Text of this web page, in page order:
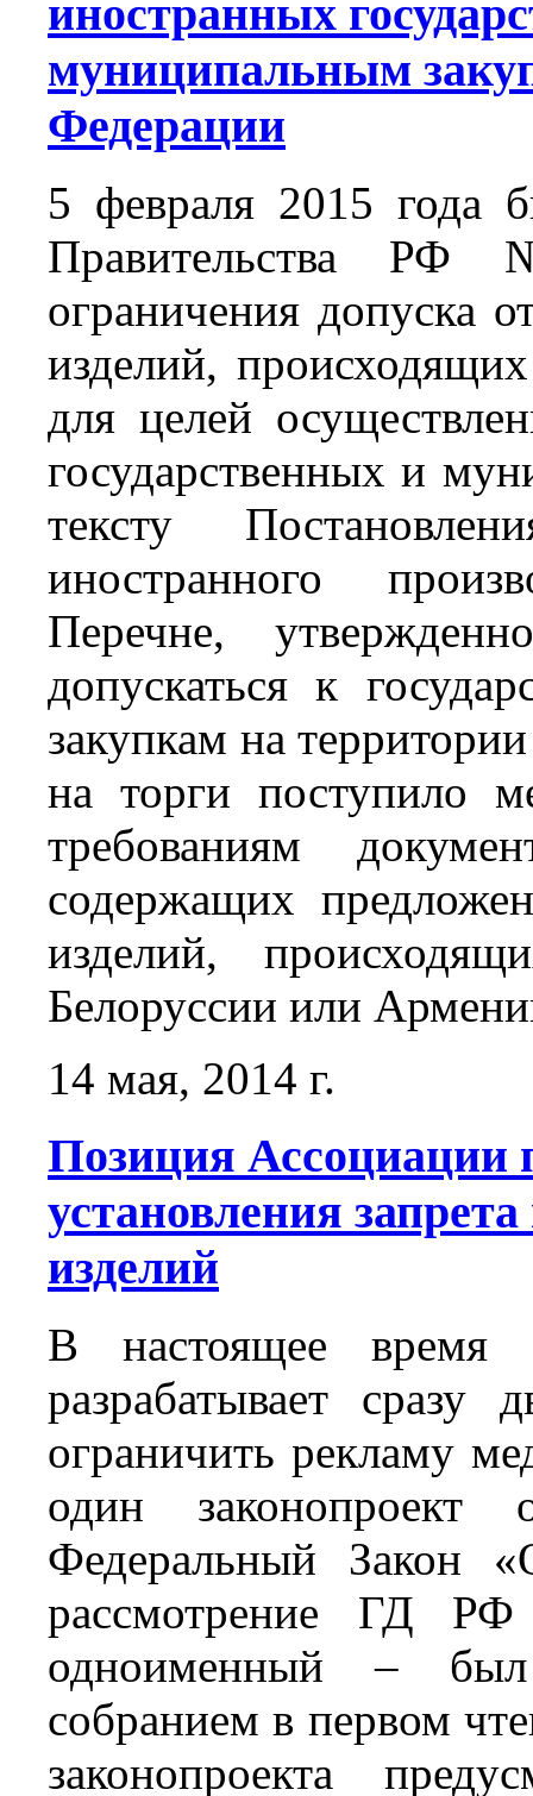
иностранных
муниципальным
Федерации
5 февраля 2015 года
Правительства РФ
ограничения допуска
изделий,
для целей
государственных и
тексту
иностранного
Перечне,
допускаться к
закупкам на
на торги поступило
требованиям
содержащих
изделий,
Белоруссии или
14 мая, 2014 г.
Позиция Ассоциации
установления
изделий
В настоящее время
разрабатывает сразу
ограничить рекламу
один
Федеральный Закон
рассмотрение ГД
одноименный – был
собранием в первом
законопроекта